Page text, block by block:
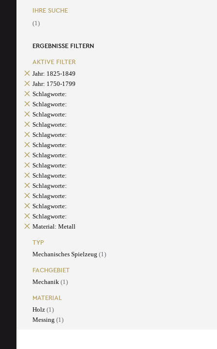
IHRE SUCHE
(1)
ERGEBNISSE FILTERN
AKTIVE FILTER
Jahr: 1825-1849
Jahr: 1750-1799
Schlagworte:
Schlagworte:
Schlagworte:
Schlagworte:
Schlagworte:
Schlagworte:
Schlagworte:
Schlagworte:
Schlagworte:
Schlagworte:
Schlagworte:
Schlagworte:
Schlagworte:
Material: Metall
TYP
Mechanisches Spielzeug (1)
FACHGEBIET
Mechanik (1)
MATERIAL
Holz (1)
Messing (1)